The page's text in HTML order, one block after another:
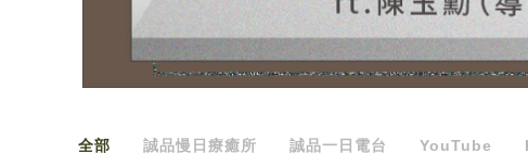
全部 誠品慢日療癒所 誠品一日電台 YouTube